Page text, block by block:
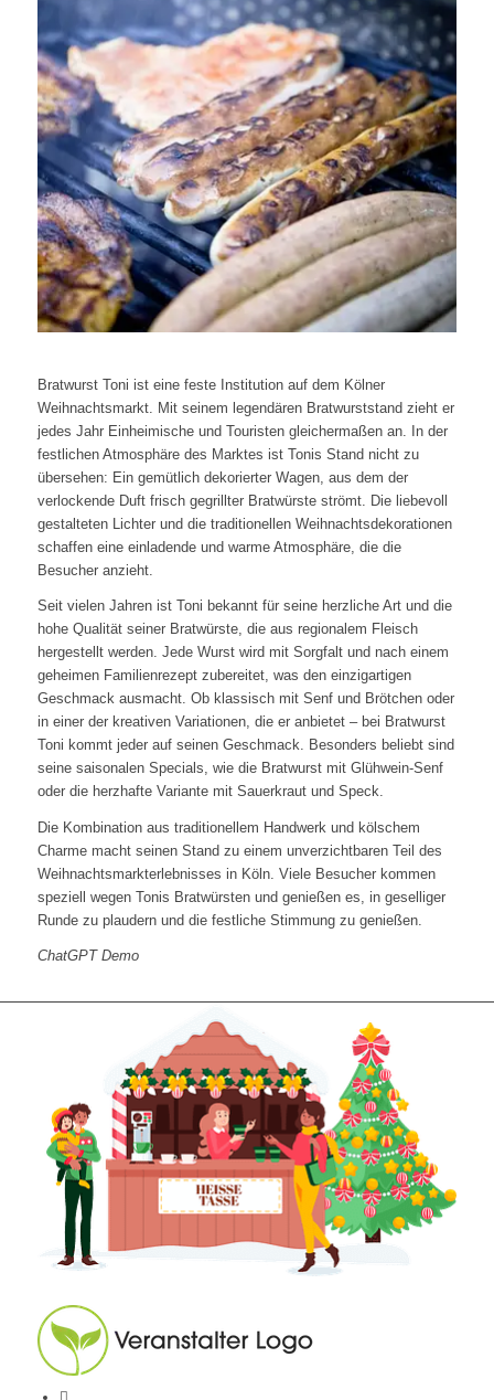
Bratwurst Toni ist eine feste Institution auf dem Kölner
Weihnachtsmarkt. Mit seinem legendären Bratwurststand zieht er
jedes Jahr Einheimische und Touristen gleichermaßen an. In der
festlichen Atmosphäre des Marktes ist Tonis Stand nicht zu
übersehen: Ein gemütlich dekorierter Wagen, aus dem der
verlockende Duft frisch gegrillter Bratwürste strömt. Die liebevoll
gestalteten Lichter und die traditionellen Weihnachtsdekorationen
schaffen eine einladende und warme Atmosphäre, die die
Besucher anzieht.
Seit vielen Jahren ist Toni bekannt für seine herzliche Art und die
hohe Qualität seiner Bratwürste, die aus regionalem Fleisch
hergestellt werden. Jede Wurst wird mit Sorgfalt und nach einem
geheimen Familienrezept zubereitet, was den einzigartigen
Geschmack ausmacht. Ob klassisch mit Senf und Brötchen oder
in einer der kreativen Variationen, die er anbietet – bei Bratwurst
Toni kommt jeder auf seinen Geschmack. Besonders beliebt sind
seine saisonalen Specials, wie die Bratwurst mit Glühwein-Senf
oder die herzhafte Variante mit Sauerkraut und Speck.
Die Kombination aus traditionellem Handwerk und kölschem
Charme macht seinen Stand zu einem unverzichtbaren Teil des
Weihnachtsmarkterlebnisses in Köln. Viele Besucher kommen
speziell wegen Tonis Bratwürsten und genießen es, in geselliger
Runde zu plaudern und die festliche Stimmung zu genießen.
ChatGPT Demo